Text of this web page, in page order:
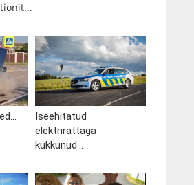
Iseehitatud
elektrirattaga
kukkunud...